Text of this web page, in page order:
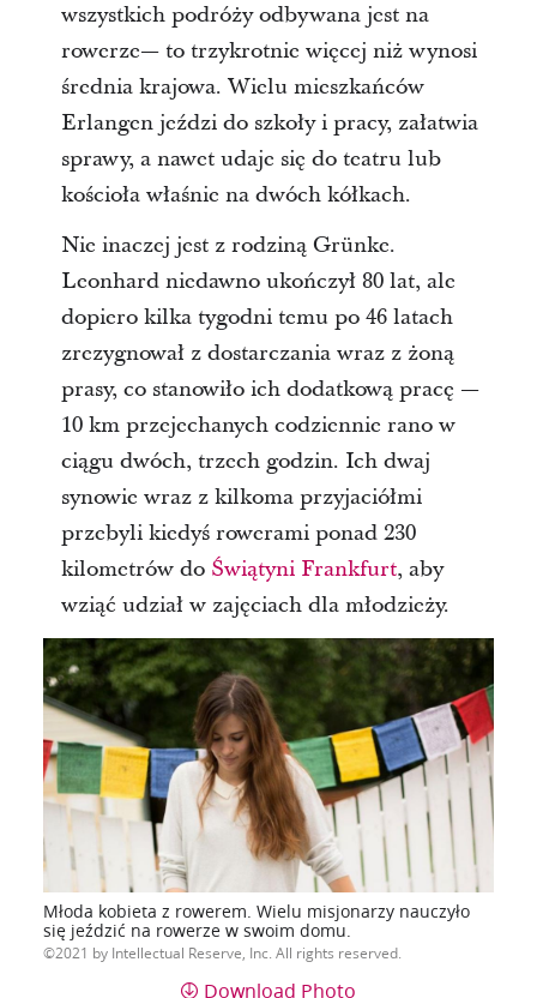
wszystkich podróży odbywana jest na
rowerze— to trzykrotnie więcej niż wynosi
średnia krajowa. Wielu mieszkańców
Erlangen jeździ do szkoły i pracy, załatwia
sprawy, a nawet udaje się do teatru lub
kościoła właśnie na dwóch kółkach.
Nie inaczej jest z rodziną Grünke.
Leonhard niedawno ukończył 80 lat, ale
dopiero kilka tygodni temu po 46 latach
zrezygnował z dostarczania wraz z żoną
prasy, co stanowiło ich dodatkową pracę —
10 km przejechanych codziennie rano w
ciągu dwóch, trzech godzin. Ich dwaj
synowie wraz z kilkoma przyjaciółmi
przebyli kiedyś rowerami ponad 230
kilometrów do Świątyni Frankfurt, aby
wziąć udział w zajęciach dla młodzieży.
Młoda kobieta z rowerem. Wielu misjonarzy nauczyło
się jeździć na rowerze w swoim domu.
2021 by Intellectual Reserve, Inc. All rights reserved.
Download Photo